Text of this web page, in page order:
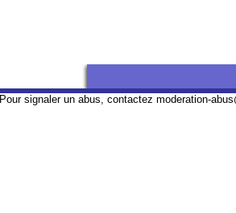
Pour signaler un abus, contactez moderation-